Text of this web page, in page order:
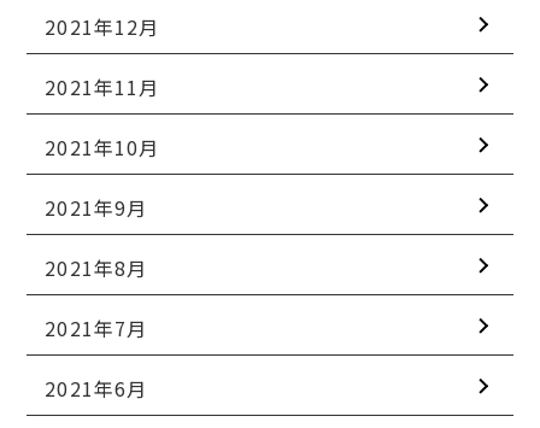
2021年12月
2021年11月
2021年10月
2021年9月
2021年8月
2021年7月
2021年6月